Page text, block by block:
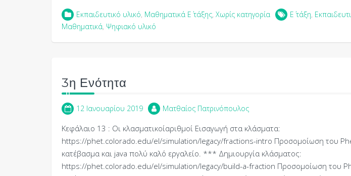
Εκπαιδευτικό υλικό, Μαθηματικά Ε΄ τάξης, Χωρίς κατηγορία Ε΄ τάξη,
Μαθηματικά, Ψηφιακό υλικό
3η Ενότητα
12 Ιανουαρίου 2019 Ματθαίος Πατρινόπουλος
Κεφάλαιο 13 : Οι κλασματικοίαριθμοί Εισαγωγή στα κλάσματα:
https://phet.colorado.edu/el/simulation/legacy/fractions-intro Προσομοίωση του
κατέβασμα και java πολύ καλό εργαλείο. *** Δημιουργία κλάσματος:
https://phet.colorado.edu/el/simulation/legacy/build-a-fraction Προσομοίωση του